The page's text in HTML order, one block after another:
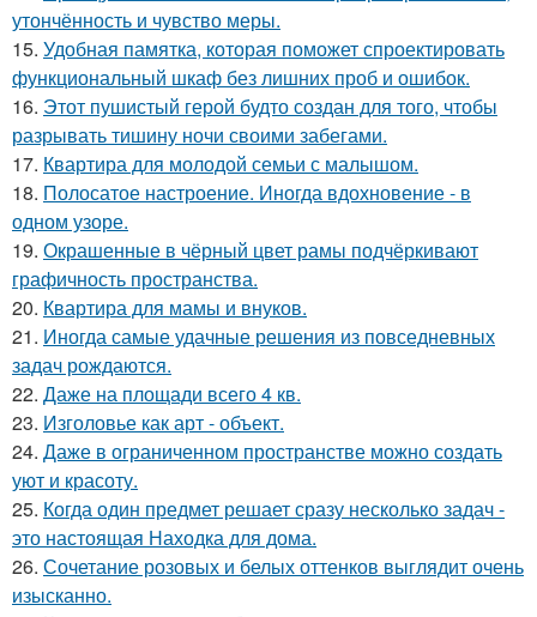
утончённость и чувство меры.
15. Удобная памятка, которая поможет спроектировать
функциональный шкаф без лишних проб и ошибок.
16. Этот пушистый герой будто создан для того, чтобы
разрывать тишину ночи своими забегами.
17. Квартира для молодой семьи с малышом.
18. Полосатое настроение. Иногда вдохновение - в
одном узоре.
19. Окрашенные в чёрный цвет рамы подчёркивают
графичность пространства.
20. Квартира для мамы и внуков.
21. Иногда самые удачные решения из повседневных
задач рождаются.
22. Даже на площади всего 4 кв.
23. Изголовье как арт - объект.
24. Даже в ограниченном пространстве можно создать
уют и красоту.
25. Когда один предмет решает сразу несколько задач -
это настоящая Находка для дома.
26. Сочетание розовых и белых оттенков выглядит очень
изысканно.